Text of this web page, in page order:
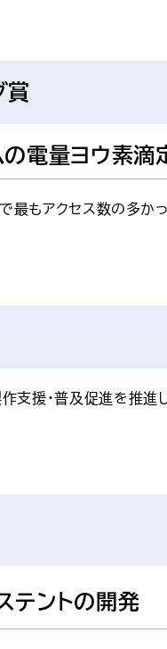
賞
電量ヨウ素滴
もアクセス数の多か
支援・普及促進を推進
テントの開発